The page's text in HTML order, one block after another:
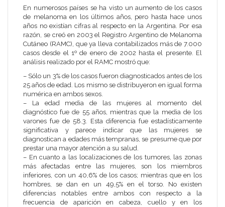
En numerosos países se ha visto un aumento de los casos
de melanoma en los últimos años, pero hasta hace unos
años no existían cifras al respecto en la Argentina. Por esa
razón, se creó en 2003 el Registro Argentino de Melanoma
Cutáneo (RAMC), que ya lleva contabilizados más de 7.000
casos desde el 1º de enero de 2002 hasta el presente. El
análisis realizado por el RAMC mostró que:
– Sólo un 3% de los casos fueron diagnosticados antes de los
25 años de edad. Los mismo se distribuyeron en igual forma
numérica en ambos sexos.
– La edad media de las mujeres al momento del
diagnóstico fue de 55 años, mientras que la media de los
varones fue de 58.3. Esta diferencia fue estadísticamente
significativa y parece indicar que las mujeres se
diagnostican a edades más tempranas, se presume que por
prestar una mayor atención a su salud.
– En cuanto a las localizaciones de los tumores, las zonas
más afectadas entre las mujeres, son los miembros
inferiores, con un 40,6% de los casos; mientras que en los
hombres, se dan en un 49,5% en el torso. No existen
diferencias notables entre ambos con respecto a la
frecuencia de aparición en cabeza, cuello y en los